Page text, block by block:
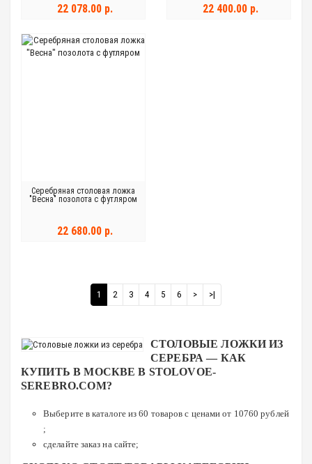
22 078.00 р. 22 400.00 р.
Серебряная столовая ложка
"Весна" позолота с футляром
22 680.00 р.
1 2 3 4 5 6 > >|
СТОЛОВЫЕ ЛОЖКИ ИЗ
СЕРЕБРА — КАК
КУПИТЬ В МОСКВЕ В STOLOVOE-
SEREBRO.COM?
Выберите в каталоге из 60 товаров с ценами от 10760 рублей
;
сделайте заказ на сайте;